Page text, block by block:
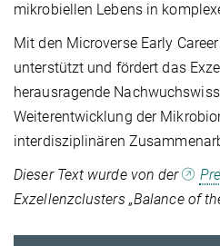
mikrobiellen Lebens in
Mit den Microverse Early
unterstützt und fördert das
herausragende
Weiterentwicklung der
interdisziplinären
Dieser Text wurde von der
Exzellenzclusters „Balance of